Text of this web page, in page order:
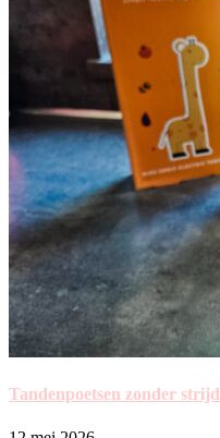
Tandenpoetsen zonder strijd